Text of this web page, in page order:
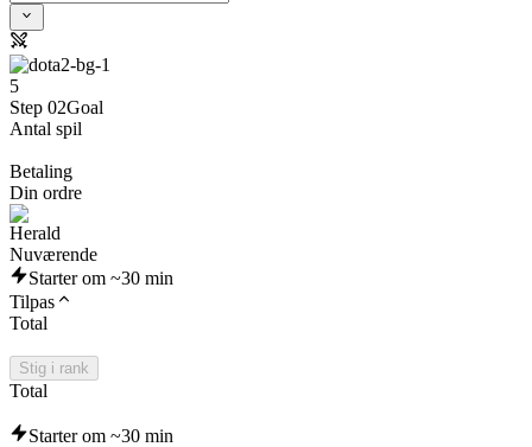
5
Step 02Goal
Antal spil
Betaling
Din ordre
Nuværende
Starter om ~30 min
Tilpas
Total
Stig i rank
Total
Starter om ~30 min